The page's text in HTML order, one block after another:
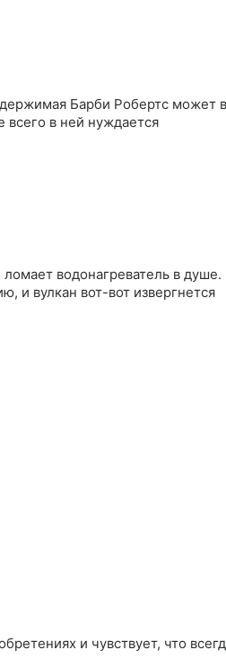
Барби Робертс может
в ней нуждается
водонагреватель в душе.
и вулкан вот-вот извергнется
и чувствует, что